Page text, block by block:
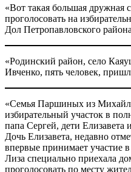
«Вот такая большая дружная
проголосовать на
Дол Петропавловского
«Родинский район, село
Ивченко, пять человек,
«Семья Паршиных из
избирательный участок в
папа Сергей, дети Елизавета
Дочь Елизавета, недавно
впервые принимает участие
Лиза специально приехала
проголосовать по месту